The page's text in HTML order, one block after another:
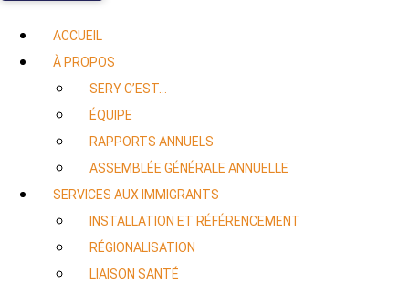
ACCUEIL
À PROPOS
SERY C’EST…
ÉQUIPE
RAPPORTS ANNUELS
ASSEMBLÉE GÉNÉRALE ANNUELLE
SERVICES AUX IMMIGRANTS
INSTALLATION ET RÉFÉRENCEMENT
RÉGIONALISATION
LIAISON SANTÉ